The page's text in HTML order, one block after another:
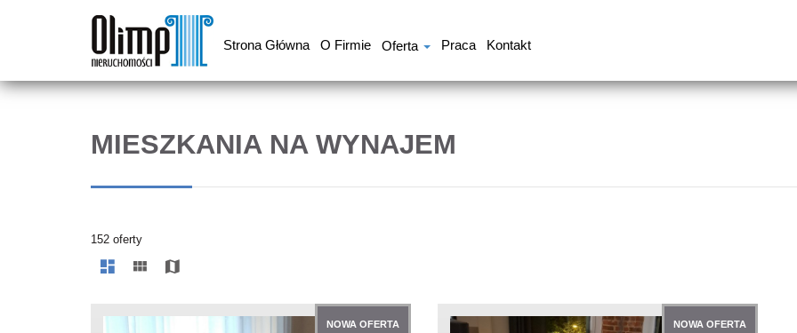
Strona Główna O Firmie Oferta Praca Kontakt
MIESZKANIA NA WYNAJEM
152 oferty
NOWA OFERTA NOWA OFERTA